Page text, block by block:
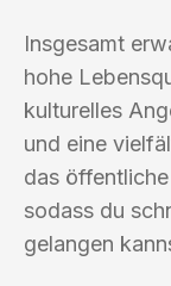
Insgesamt
hohe
kulturelles
und eine
das
sodass du
gelangen